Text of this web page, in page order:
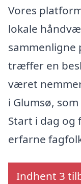
Vores
lokale
sammenligne
træffer en
været
i Glumsø,
Start i dag og
erfarne
Indhent 3